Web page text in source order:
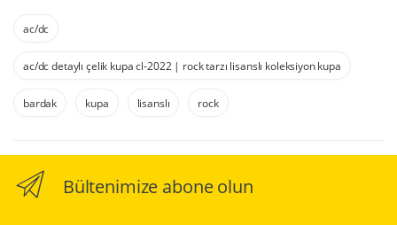
ac/dc
ac/dc detaylı çelik kupa cl-2022 | rock tarzı lisanslı koleksiyon kupa
bardak kupa lisanslı rock
Bültenimize abone olun